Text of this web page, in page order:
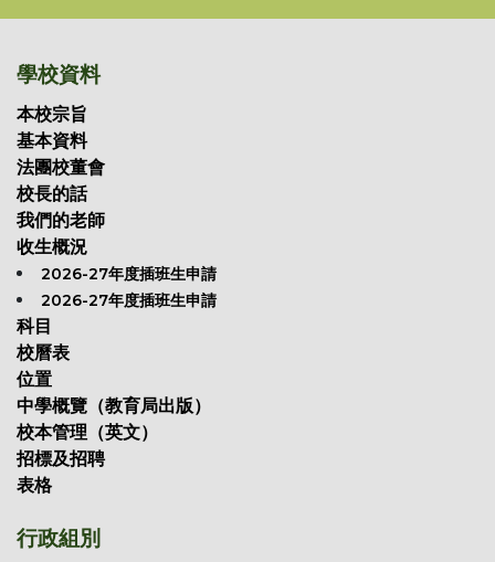
學校資料
本校宗旨
基本資料
法團校董會
校長的話
我們的老師
收生概況
2026-27年度插班生申請
2026-27年度插班生申請
科目
校曆表
位置
中學概覽（教育局出版）
校本管理（英文）
招標及招聘
表格
行政組別